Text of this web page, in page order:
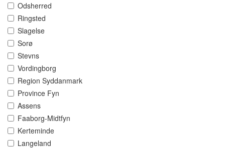
Odsherred
Ringsted
Slagelse
Sorø
Stevns
Vordingborg
Region Syddanmark
Province Fyn
Assens
Faaborg-Midtfyn
Kerteminde
Langeland